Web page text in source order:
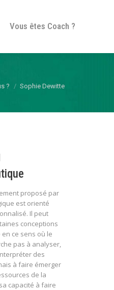
Vous êtes Coach ?
? Sophie Dewitte
proposé par
est orienté
Il peut
conceptions
ce sens où le
pas à analyser,
des
à faire émerger
de la
capacité à faire